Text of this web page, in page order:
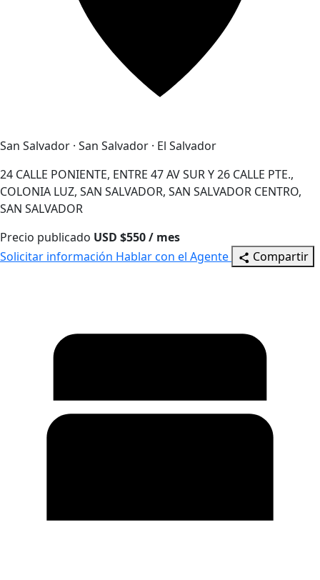
San Salvador · San Salvador · El Salvador
24 CALLE PONIENTE, ENTRE 47 AV SUR Y 26 CALLE PTE.,
COLONIA LUZ, SAN SALVADOR, SAN SALVADOR CENTRO,
SAN SALVADOR
Precio publicado USD $550 / mes
Solicitar información Hablar con el Agente Compartir